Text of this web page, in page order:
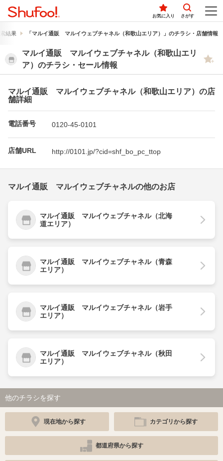
お気に入り さがす
結果 「マルイ通販 マルイウェブチャネル（和歌山エリア）」のチラシ・店舗情報
マルイ通販 マルイウェブチャネル（和歌山エリ
ア）のチラシ・セール情報
マルイ通販 マルイウェブチャネル（和歌山エリア）の店
舗詳細
電話番号 0120-45-0101
店舗URL http://0101.jp/?cid=shf_bo_pc_ttop
マルイ通販 マルイウェブチャネルの他のお店
マルイ通販 マルイウェブチャネル（北海
道エリア）
マルイ通販 マルイウェブチャネル（青森
エリア）
マルイ通販 マルイウェブチャネル（岩手
エリア）
マルイ通販 マルイウェブチャネル（秋田
エリア）
他のチラシを探す
現在地から探す カテゴリから探す
都道府県から探す